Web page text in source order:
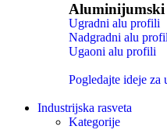
Ugradni alu profili
Nadgradni alu
Ugaoni alu profili
Pogledajte ideje za
Industrijska rasveta
Kategorije